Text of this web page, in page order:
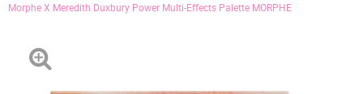
Morphe X Meredith Duxbury Power Multi-Effects Palette MORPHE